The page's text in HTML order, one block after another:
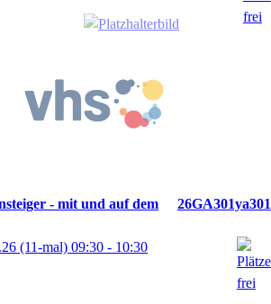
- mit und auf dem
26GA301ya301
(11-mal) 09:30 - 10:30